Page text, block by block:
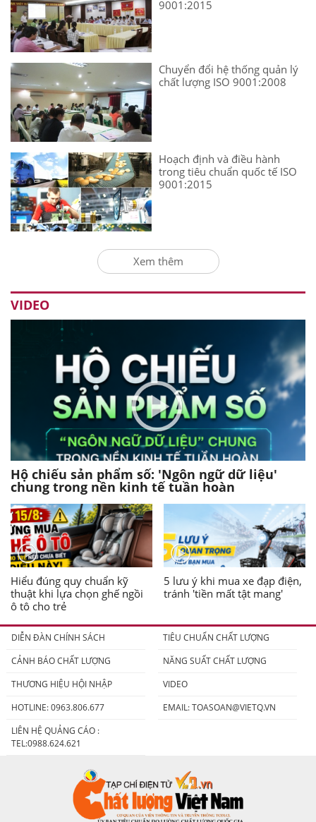
9001:2015
Chuyển đổi hệ thống quản lý
chất lượng ISO 9001:2008
Hoạch định và điều hành
trong tiêu chuẩn quốc tế ISO
9001:2015
Xem thêm
VIDEO
Hộ chiếu sản phẩm số: 'Ngôn ngữ dữ liệu'
chung trong nền kinh tế tuần hoàn
Hiểu đúng quy chuẩn kỹ
thuật khi lựa chọn ghế ngồi
ô tô cho trẻ
5 lưu ý khi mua xe đạp điện,
tránh 'tiền mất tật mang'
DIỄN ĐÀN CHÍNH SÁCH
TIÊU CHUẨN CHẤT LƯỢNG
CẢNH BÁO CHẤT LƯỢNG
NĂNG SUẤT CHẤT LƯỢNG
THƯƠNG HIỆU HỘI NHẬP
VIDEO
HOTLINE: 0963.806.677
EMAIL:TOASOAN@VIETQ.VN
LIÊN HỆ QUẢNG CÁO :
TEL:0988.624.621